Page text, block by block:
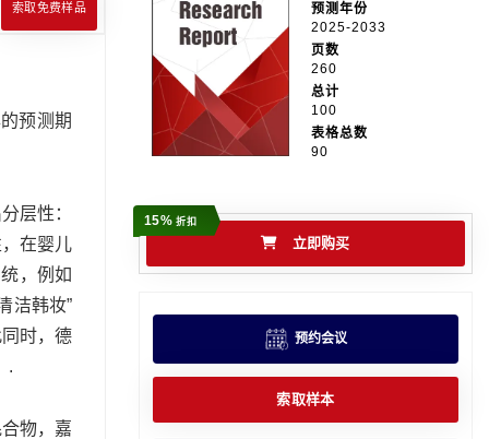
索取免费样品
预测期
层性：
在婴儿
，例如
洁韩妆”
时，德
.
物，嘉
预测年份
2025-2033
页数
260
总计
100
表格总数
90
15%折扣
立即购买
预约会议
索取样本